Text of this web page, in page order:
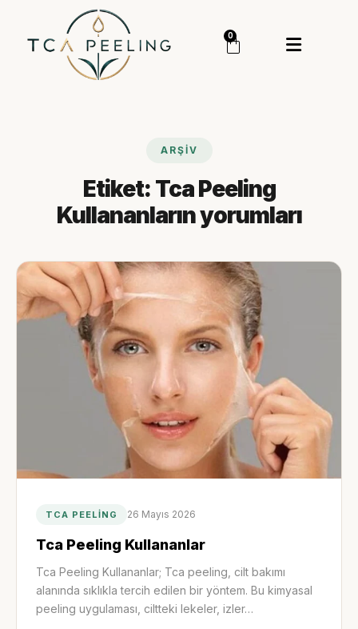
0
ARŞIV
Etiket: Tca Peeling
Kullananların yorumları
TCA PEELING 26 Mayıs 2026
Tca Peeling Kullananlar
Tca Peeling Kullananlar; Tca peeling, cilt bakımı
alanında sıklıkla tercih edilen bir yöntem. Bu kimyasal
peeling uygulaması, ciltteki lekeler, izler…
Giriş Yap
Cilt Bakım
TCA Peeling
TCA Set